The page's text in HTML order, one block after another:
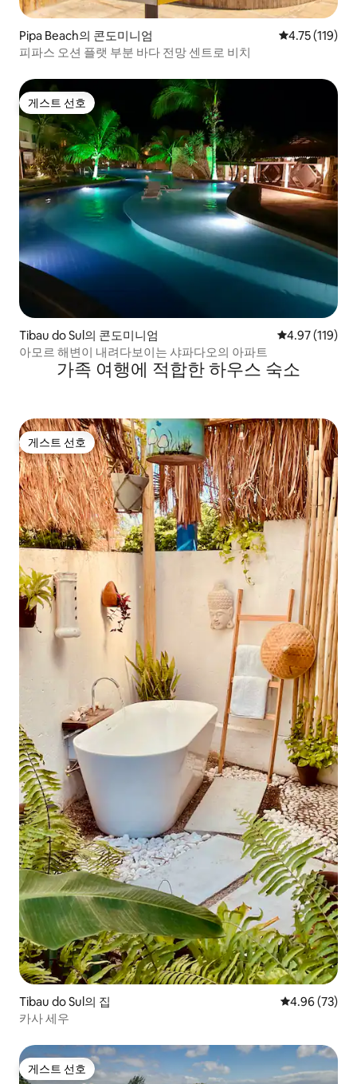
Pipa Beach의 콘도미니엄 평점 4.75점(5
4.75 (119)
피파스 오션 플랫 부분 바다 전망 센트로 비치
게스트 선호
게스트 선호
Tibau do Sul의 콘도미니엄 평점 4.97점(5
4.97 (119)
아모르 해변이 내려다보이는 샤파다오의 아파트
가족 여행에 적합한 하우스 숙소
게스트 선호
게스트 선호
Tibau do Sul의 집 평점 4.96점(5
4.96 (73)
카사 세우
게스트 선호
게스트 선호